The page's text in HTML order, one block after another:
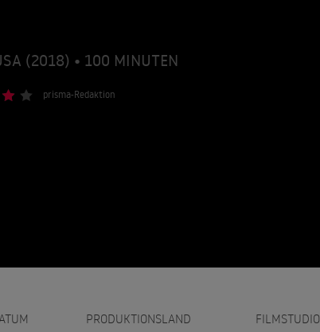
(2018) • 100 MINUTEN
prisma-Redaktion
PRODUKTIONSLAND FILMSTUDIO